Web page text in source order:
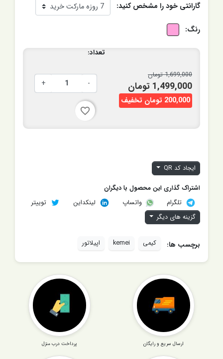
گارانتی خود را مشخص کنید:
رنگ:
1,699,000 تومان
1,499,000 تومان
200,000 تومان تخفیف
تعداد:
-
+
favorite_border
ایجاد کد QR
اشتراک گذاری این محصول با دیگران
تلگرام
واتساپ لینکداین
توییتر
گزینه های دیگر
برچسب ها: کیمی kemei اپیلاتور
ارسال سریع و رایگان پرداخت درب منزل